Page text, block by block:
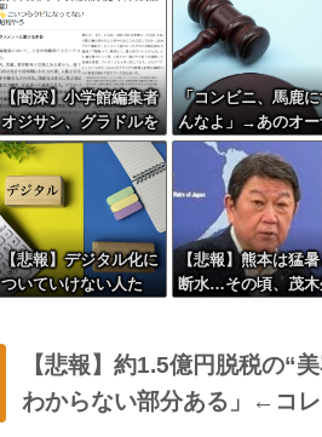
【闇深】小学館編集者
オジサン、グラドルを
密室に呼び出しオッパ
イ見せろと強要し脱が
せるｗｗｗｗ
「コンビニ、馬鹿
んなよ」→あのオー
ー夫婦、不起訴ｗ
ｗｗｗｗｗｗ
【悲報】デジタル化に
ついていけない人た
【悲報】熊本は猛暑
断水…その頃、茂木
【悲報】約1.5億円脱税の“
わからない部分ある」←コ